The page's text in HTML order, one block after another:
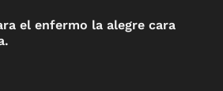
el enfermo la alegre cara